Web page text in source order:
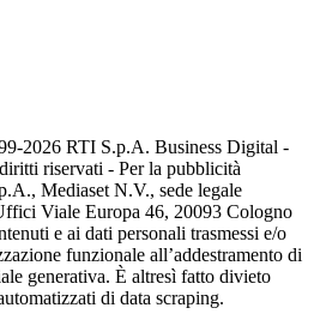
2026 RTI S.p.A. Business Digital -
riservati - Per la pubblicità
Mediaset N.V., sede legale
Viale Europa 46, 20093 Cologno
e ai dati personali trasmessi e/o
funzionale all’addestramento di
generativa. È altresì fatto divieto
di data scraping.